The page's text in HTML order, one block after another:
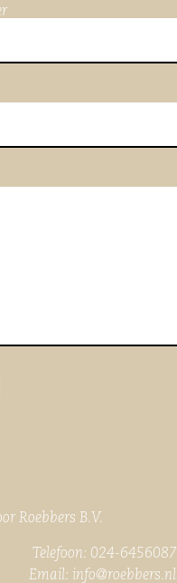
Roebbers B.V.
024-6456087
Email: info@roebbers.nl